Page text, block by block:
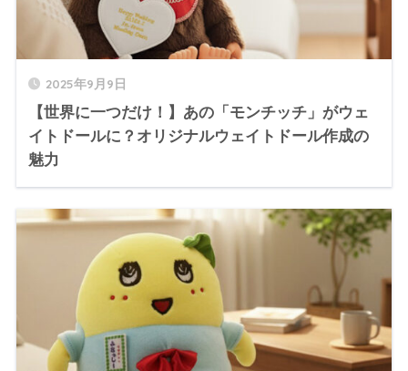
2025年9月9日
【世界に一つだけ！】あの「モンチッチ」がウェ
イトドールに？オリジナルウェイトドール作成の
魅力